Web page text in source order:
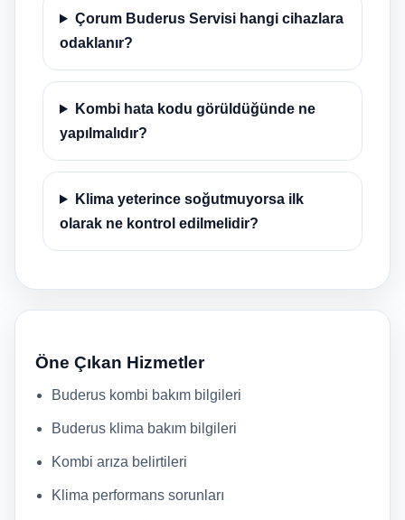
Çorum Buderus Servisi hangi cihazlara
odaklanır?
Kombi hata kodu görüldüğünde ne
yapılmalıdır?
Klima yeterince soğutmuyorsa ilk
olarak ne kontrol edilmelidir?
Öne Çıkan Hizmetler
Buderus kombi bakım bilgileri
Buderus klima bakım bilgileri
Kombi arıza belirtileri
Klima performans sorunları